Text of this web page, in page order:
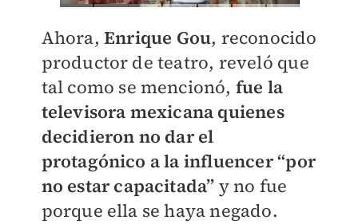
Ahora, Enrique Gou, reconocido
productor de teatro, reveló que
tal como se mencionó, fue la
televisora mexicana quienes
decidieron no dar el
protagónico a la influencer “por
no estar capacitada” y no fue
porque ella se haya negado.